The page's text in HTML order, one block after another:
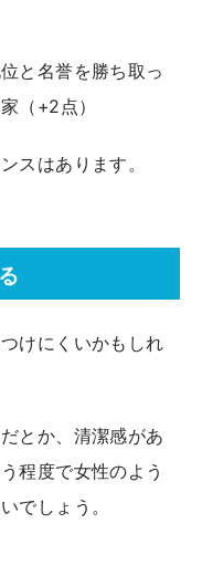
と名誉を勝ち取っ
（+2点）
スはあります。
けにくいかもしれ
とか、清潔感があ
程度で女性のよう
でしょう。